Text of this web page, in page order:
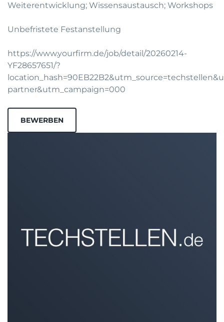
Weiterentwicklung; Wissensaustausch; Workshops
Unbefristete Festanstellung
https://www.yourfirm.de/job/detail/20260214-
YF28657651/?
partner&utm_campaign=000
BEWERBEN